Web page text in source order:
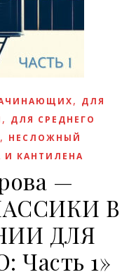
, ДЛЯ
, ДЛЯ СРЕДНЕГО
, НЕСЛОЖНЫЙ
И КАНТИЛЕНА
—
В
ДЛЯ
1»